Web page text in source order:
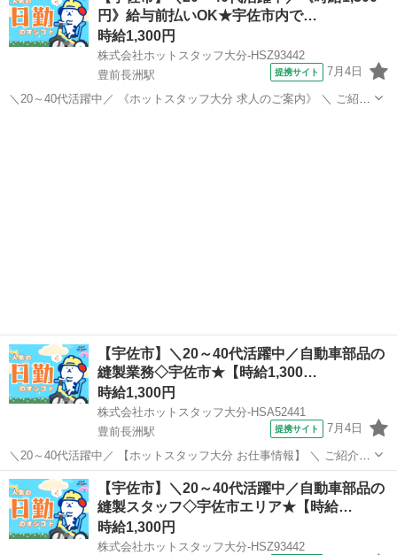
庭時間を大切...
円》給与前払いOK★宇佐市内で…
時給1,300円
株式会社ホットスタッフ大分-HSZ93442
豊前長洲駅
提携サイト 7月4日
＼20～40代活躍中／ 《ホットスタッフ大分 求人のご案内》 ＼ ご紹介
【宇佐市】＼20～40代活躍中／自動車部品の
縫製業務◇宇佐市★【時給1,300…
時給1,300円
株式会社ホットスタッフ大分-HSA52441
豊前長洲駅
提携サイト 7月4日
＼20～40代活躍中／ 【ホットスタッフ大分 お仕事情報】 ＼ ご紹介す
るお仕事のPOINT / ◆日勤専属で20万円以上可能 ◆未経験からでも始
めやすいお仕事 ◆重量物なしで身体への負担なし ◆土日休みで家庭時
間を大切に...
大分 宇佐市 豊前長洲駅 その他
【宇佐市】＼20～40代活躍中／自動車部品の
縫製スタッフ◇宇佐市エリア★【時給…
時給1,300円
株式会社ホットスタッフ大分-HSZ93442